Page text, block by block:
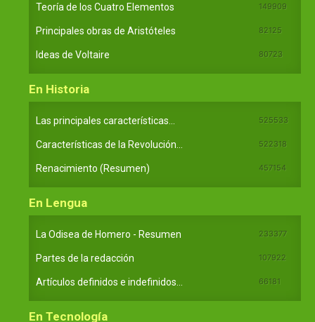
Teoría de los Cuatro Elementos 149909
Principales obras de Aristóteles 82125
Ideas de Voltaire 80723
En Historia
Las principales características... 525533
Características de la Revolución... 522318
Renacimiento (Resumen) 457154
En Lengua
La Odisea de Homero - Resumen 233377
Partes de la redacción 107922
Artículos definidos e indefinidos... 66181
En Tecnología